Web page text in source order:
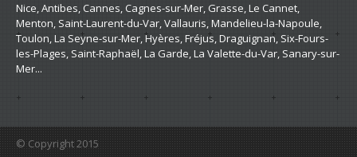
Nice, Antibes, Cannes, Cagnes-sur-Mer, Grasse, Le Cannet,
Menton, Saint-Laurent-du-Var, Vallauris, Mandelieu-la-Napoule,
Toulon, La Seyne-sur-Mer, Hyères, Fréjus, Draguignan, Six-Fours-
les-Plages, Saint-Raphaël, La Garde, La Valette-du-Var, Sanary-sur-
Mer...
© Copyright 2015